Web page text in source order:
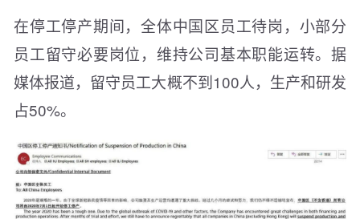
在停工停产期间，全体中国区员工待岗，小部分
员工留守必要岗位，维持公司基本职能运转。据
媒体报道，留守员工大概不到100人，生产和研发
占50%。